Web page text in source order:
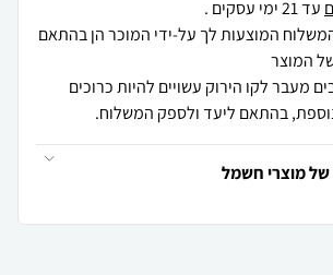
עד 21 ימי עסקים .
המשלוח המוצעות לך על-ידי המוכר הן בהתאם
של המוצר
מעבר לקו הירוק עשויים להיות כרוכים
בהתאם ליעד ולספק המשלוח.
של מוצרי חשמל